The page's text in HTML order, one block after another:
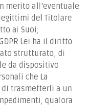
merito all’eventuale
del Titolare
ai Suoi;
Lei ha il diritto
strutturato, di
da dispositivo
che La
trasmetterli a un
qualora